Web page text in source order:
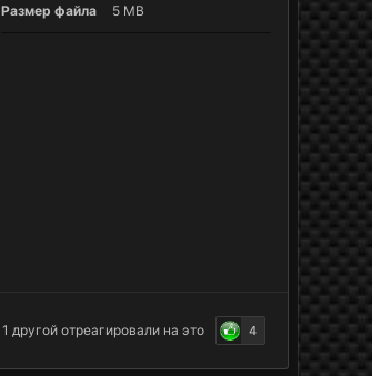
Размер файла 5 MB
4
1 другойотреагировали на это